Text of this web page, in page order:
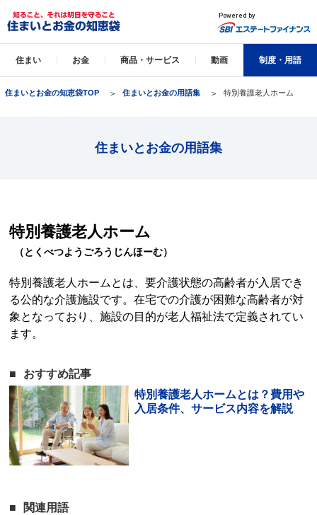
住まい お金 商品・サービス 動画 制度・用語
住まいとお金の知恵袋TOP 住まいとお金の用語集 特別養護老人ホーム
住まいとお金の用語集
特別養護老人ホーム
（とくべつようごろうじんほーむ）
特別養護老人ホームとは、要介護状態の高齢者が入居でき
る公的な介護施設です。在宅での介護が困難な高齢者が対
象となっており、施設の目的が老人福祉法で定義されてい
ます。
おすすめ記事
特別養護老人ホームとは？費用や
入居条件、サービス内容を解説
関連用語